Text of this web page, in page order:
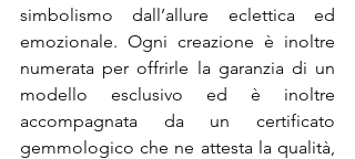
simbolismo dall’allure eclettica ed
emozionale. Ogni creazione è inoltre
numerata per offrirle la garanzia di un
modello esclusivo ed è inoltre
accompagnata da un certificato
gemmologico che ne attesta la qualità,